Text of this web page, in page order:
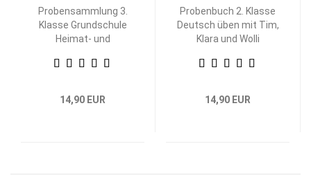
Probensammlung 3.
Klasse Grundschule
Heimat- und
14,90 EUR
Probenbuch 2. Klasse
Deutsch üben mit Tim,
Klara und Wolli
14,90 EUR